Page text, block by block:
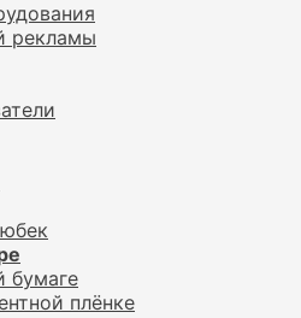
рекламы
бумаге
плёнке